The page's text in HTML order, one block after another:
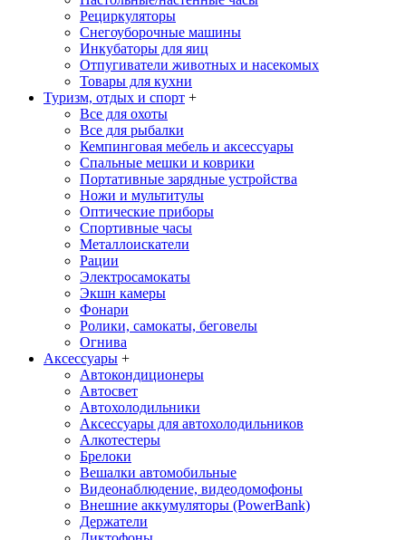
Рециркуляторы
Снегоуборочные машины
Инкубаторы для яиц
Отпугиватели животных и насекомых
Товары для кухни
Туризм, отдых и спорт +
Все для охоты
Все для рыбалки
Кемпинговая мебель и аксессуары
Спальные мешки и коврики
Портативные зарядные устройства
Ножи и мультитулы
Оптические приборы
Спортивные часы
Металлоискатели
Рации
Электросамокаты
Экшн камеры
Фонари
Ролики, самокаты, беговелы
Огнива
Аксессуары +
Автокондиционеры
Aвтосвет
Автохолодильники
Аксессуары для автохолодильников
Алкотестеры
Брелоки
Вешалки автомобильные
Видеонаблюдение, видеодомофоны
Внешние аккумуляторы (PowerBank)
Держатели